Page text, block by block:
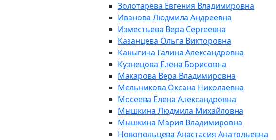
Золотарёва Евгения Владимировна
Иванова Людмила Андреевна
Изместьева Вера Сергеевна
Казанцева Ольга Викторовна
Каныгина Галина Александровна
Кузнецова Елена Борисовна
Макарова Вера Владимировна
Мельникова Оксана Николаевна
Мосеева Елена Александровна
Мышкина Людмила Михайловна
Мышкина Мария Владимировна
Новопольцева Анастасия Анатольевна